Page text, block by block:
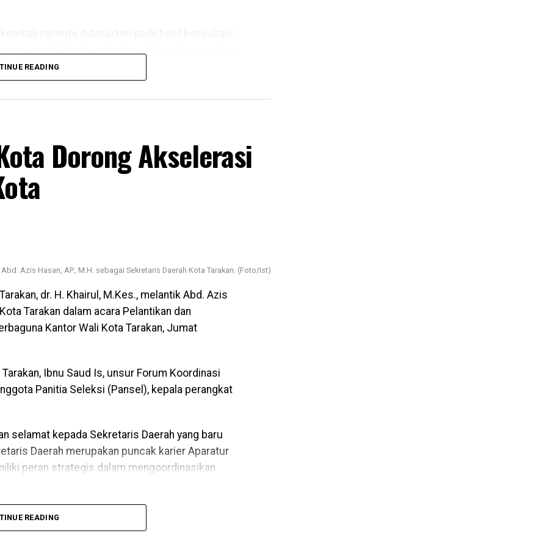
bahwa pelaksanaan kegiatan tahun jamak
antara kepala daerah dan DPRD melalui nota
daerah.
proses pelaksanaan pembangunan
penarikan raperda, Pemerintah Kota berharap
program pembangunan demi meningkatkan
Mandu)
READING
Dorong Akselerasi
Azis Hasan, AP., M.H. sebagai Sekretaris Daerah Kota Tarakan. (Foto/Ist)
dr. H. Khairul, M.Kes., melantik Abd. Azis
Tarakan dalam acara Pelantikan dan
Kantor Wali Kota Tarakan, Jumat
Ibnu Saud Is, unsur Forum Koordinasi
Panitia Seleksi (Pansel), kepala perangkat
selamat kepada Sekretaris Daerah yang baru
Daerah merupakan puncak karier Aparatur
peran strategis dalam mengoordinasikan
Daerah telah melalui proses seleksi yang
apresiasi kepada Panitia Seleksi atas
READING